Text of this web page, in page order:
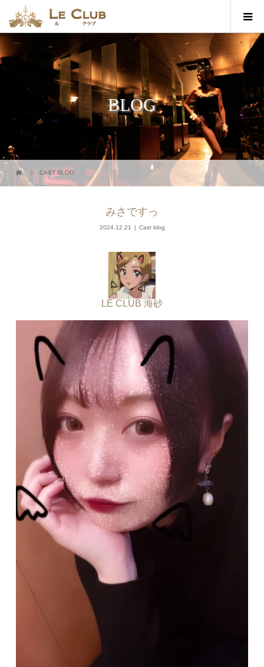
BLOG
CAST BLOG
みさですっ
2024.12.21 Cast blog
LE CLUB 海砂